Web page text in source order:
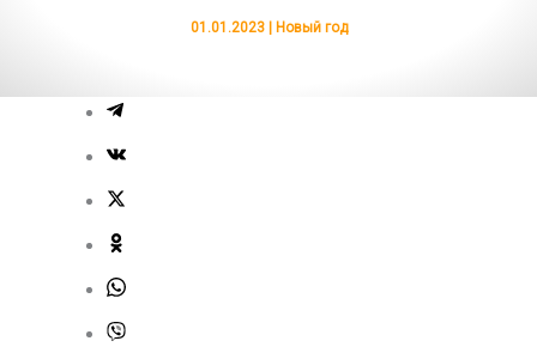
01.01.2023 | Новый год